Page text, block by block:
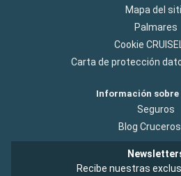
Mapa del
Palmares
Cookie
Carta de protección
Información
Seguros
Blog
Recibe nuestras